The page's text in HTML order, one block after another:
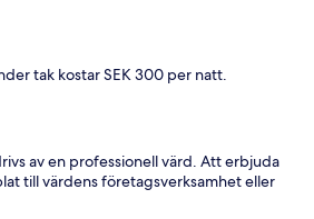
tak kostar SEK 300 per natt.
av en professionell värd. Att erbjuda
till värdens företagsverksamhet eller